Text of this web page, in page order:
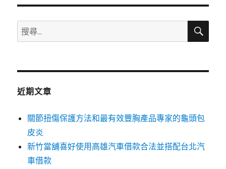
章:
搜
尋
鍵
搜
近期文章
關節扭傷保護方法和最有效豐胸產品專家的龜頭包
皮炎
新竹當舖喜好使用高雄汽車借款合法並搭配台北汽
車借款